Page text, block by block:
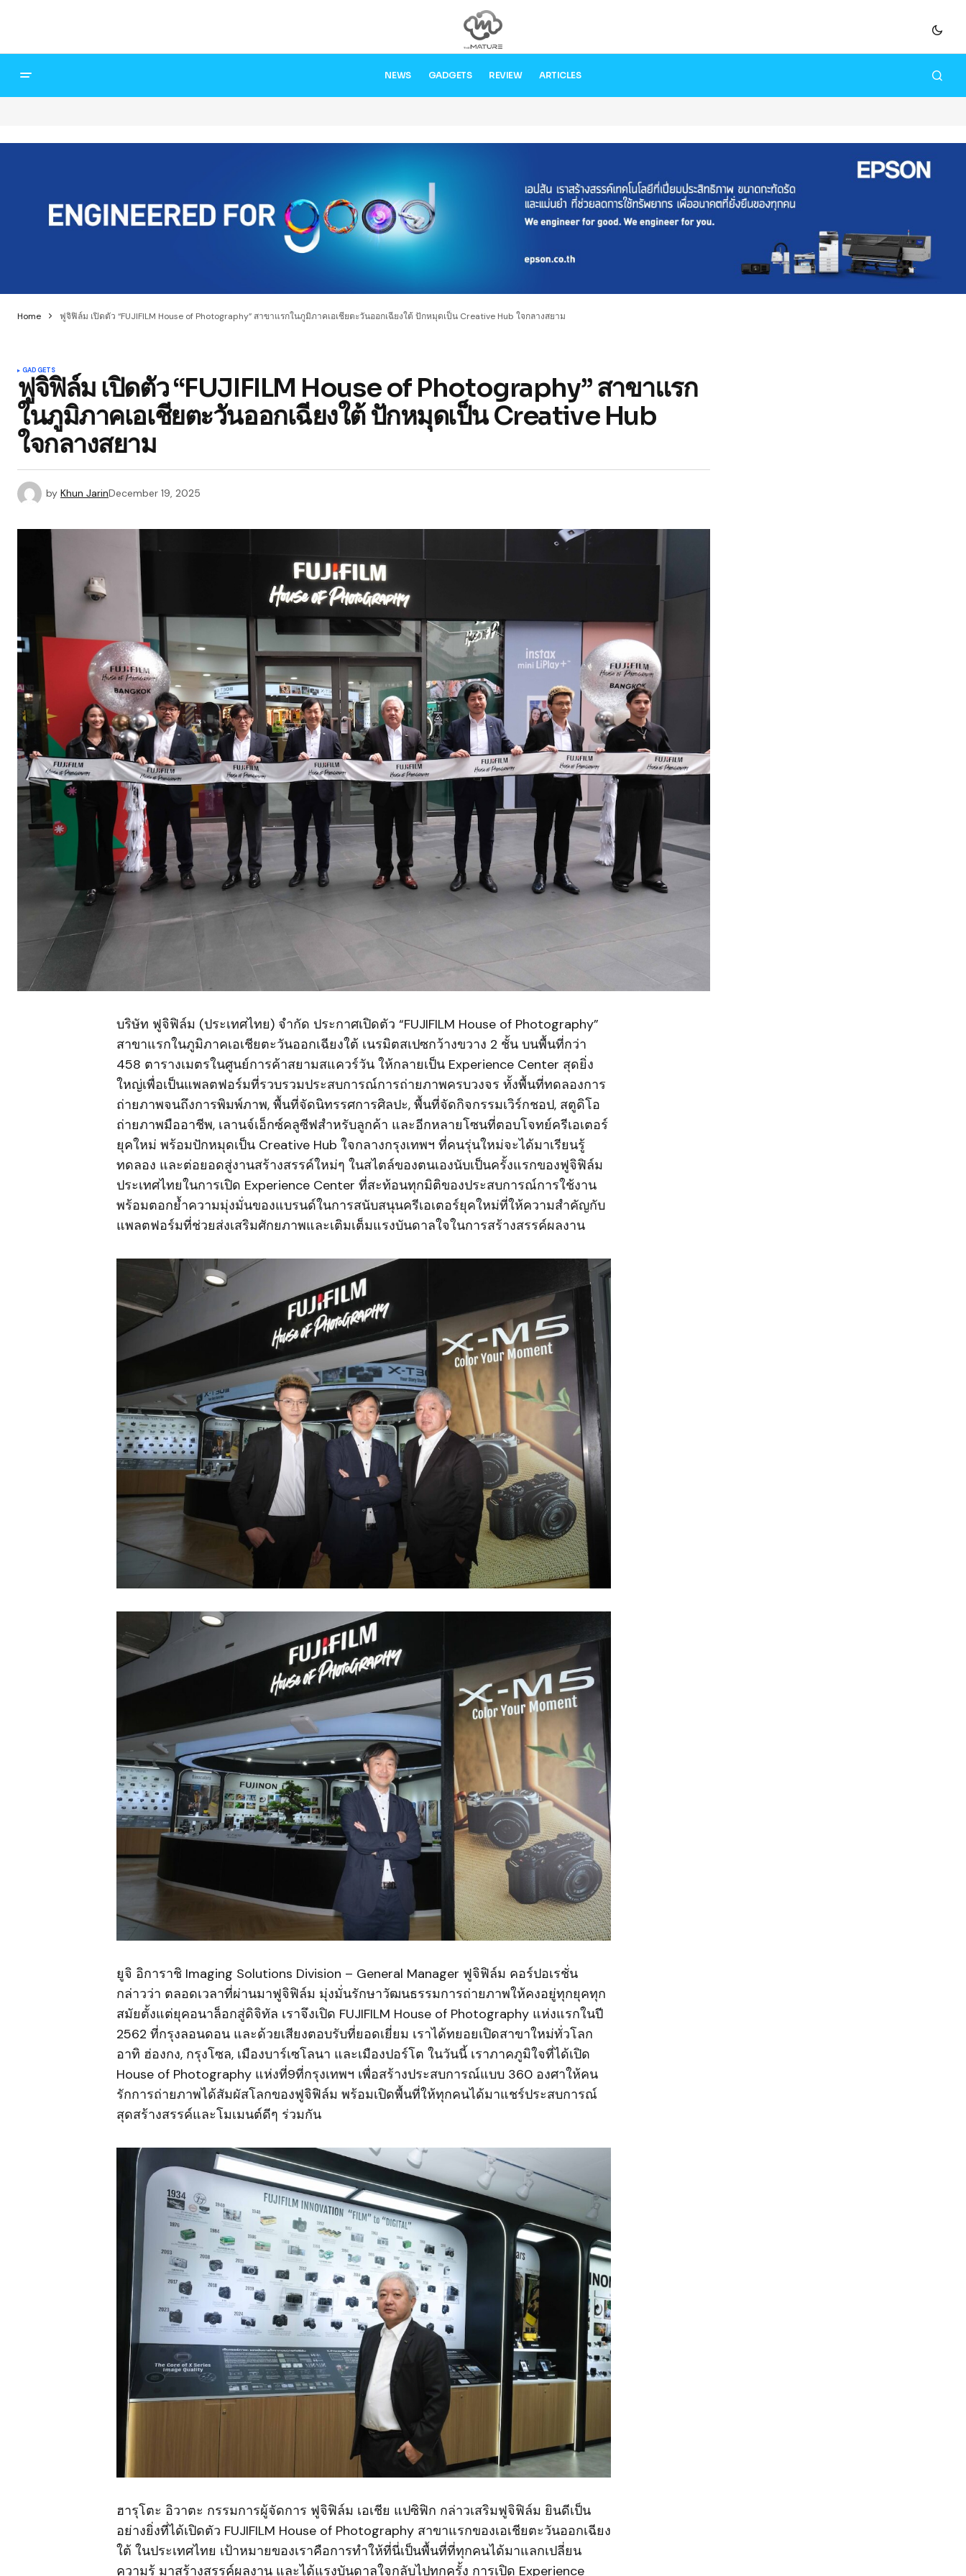
NEWS GADGETS REVIEW ARTICLES
Home ฟูจิฟิล์ม เปิดตัว “FUJIFILM House of Photography” สาขาแรกในภูมิภาคเอเชียตะวันออกเฉียงใต้ ปักหมุดเป็น Creative Hub ใจกลางสยาม
GADGETS
ฟูจิฟิล์ม เปิดตัว “FUJIFILM House of Photography” สาขาแรก
ในภูมิภาคเอเชียตะวันออกเฉียงใต้ ปักหมุดเป็น Creative Hub
ใจกลางสยาม
by Khun JarinDecember 19, 2025
บริษัท ฟูจิฟิล์ม (ประเทศไทย) จำกัด ประกาศเปิดตัว “FUJIFILM House of Photography”
สาขาแรกในภูมิภาคเอเชียตะวันออกเฉียงใต้ เนรมิตสเปซกว้างขวาง 2 ชั้น บนพื้นที่กว่า
458 ตารางเมตรในศูนย์การค้าสยามสแควร์วัน ให้กลายเป็น Experience Center สุดยิ่ง
ใหญ่เพื่อเป็นแพลตฟอร์มที่รวบรวมประสบการณ์การถ่ายภาพครบวงจร ทั้งพื้นที่ทดลองการ
ถ่ายภาพจนถึงการพิมพ์ภาพ, พื้นที่จัดนิทรรศการศิลปะ, พื้นที่จัดกิจกรรมเวิร์กชอป, สตูดิโอ
ถ่ายภาพมืออาชีพ, เลานจ์เอ็กซ์คลูซีฟสำหรับลูกค้า และอีกหลายโซนที่ตอบโจทย์ครีเอเตอร์
ยุคใหม่ พร้อมปักหมุดเป็น Creative Hub ใจกลางกรุงเทพฯ ที่คนรุ่นใหม่จะได้มาเรียนรู้
ทดลอง และต่อยอดสู่งานสร้างสรรค์ใหม่ๆ ในสไตล์ของตนเองนับเป็นครั้งแรกของฟูจิฟิล์ม
ประเทศไทยในการเปิด Experience Center ที่สะท้อนทุกมิติของประสบการณ์การใช้งาน
พร้อมตอกย้ำความมุ่งมั่นของแบรนด์ในการสนับสนุนครีเอเตอร์ยุคใหม่ที่ให้ความสำคัญกับ
แพลตฟอร์มที่ช่วยส่งเสริมศักยภาพและเติมเต็มแรงบันดาลใจในการสร้างสรรค์ผลงาน
ยูจิ อิการาชิ Imaging Solutions Division – General Manager ฟูจิฟิล์ม คอร์ปอเรชั่น
กล่าวว่า ตลอดเวลาที่ผ่านมาฟูจิฟิล์ม มุ่งมั่นรักษาวัฒนธรรมการถ่ายภาพให้คงอยู่ทุกยุคทุก
สมัยตั้งแต่ยุคอนาล็อกสู่ดิจิทัล เราจึงเปิด FUJIFILM House of Photography แห่งแรกในปี
2562 ที่กรุงลอนดอน และด้วยเสียงตอบรับที่ยอดเยี่ยม เราได้ทยอยเปิดสาขาใหม่ทั่วโลก
อาทิ ฮ่องกง, กรุงโซล, เมืองบาร์เซโลนา และเมืองปอร์โต ในวันนี้ เราภาคภูมิใจที่ได้เปิด
House of Photography แห่งที่9ที่กรุงเทพฯ เพื่อสร้างประสบการณ์แบบ 360 องศาให้คน
รักการถ่ายภาพได้สัมผัสโลกของฟูจิฟิล์ม พร้อมเปิดพื้นที่ให้ทุกคนได้มาแชร์ประสบการณ์
สุดสร้างสรรค์และโมเมนต์ดีๆ ร่วมกัน
ฮารุโตะ อิวาตะ กรรมการผู้จัดการ ฟูจิฟิล์ม เอเชีย แปซิฟิก กล่าวเสริมฟูจิฟิล์ม ยินดีเป็น
อย่างยิ่งที่ได้เปิดตัว FUJIFILM House of Photography สาขาแรกของเอเชียตะวันออกเฉียง
ใต้ ในประเทศไทย เป้าหมายของเราคือการทำให้ที่นี่เป็นพื้นที่ที่ทุกคนได้มาแลกเปลี่ยน
ความรู้ มาสร้างสรรค์ผลงาน และได้แรงบันดาลใจกลับไปทุกครั้ง การเปิด Experience